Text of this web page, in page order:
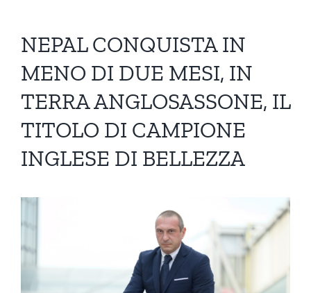
NEPAL CONQUISTA IN
MENO DI DUE MESI, IN
TERRA ANGLOSASSONE, IL
TITOLO DI CAMPIONE
INGLESE DI BELLEZZA
Ingrandisci
immagine